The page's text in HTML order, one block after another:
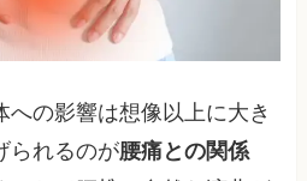
の影響は想像以上に大き
られるのが腰痛との関係